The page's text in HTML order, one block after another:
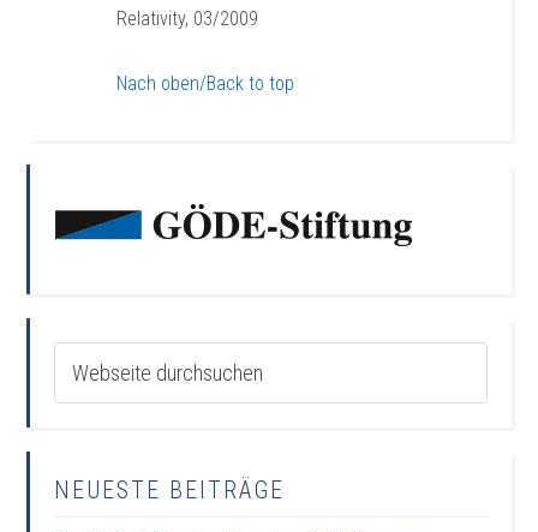
Relativity, 03/2009
Nach oben/Back to top
NEUESTE BEITRÄGE